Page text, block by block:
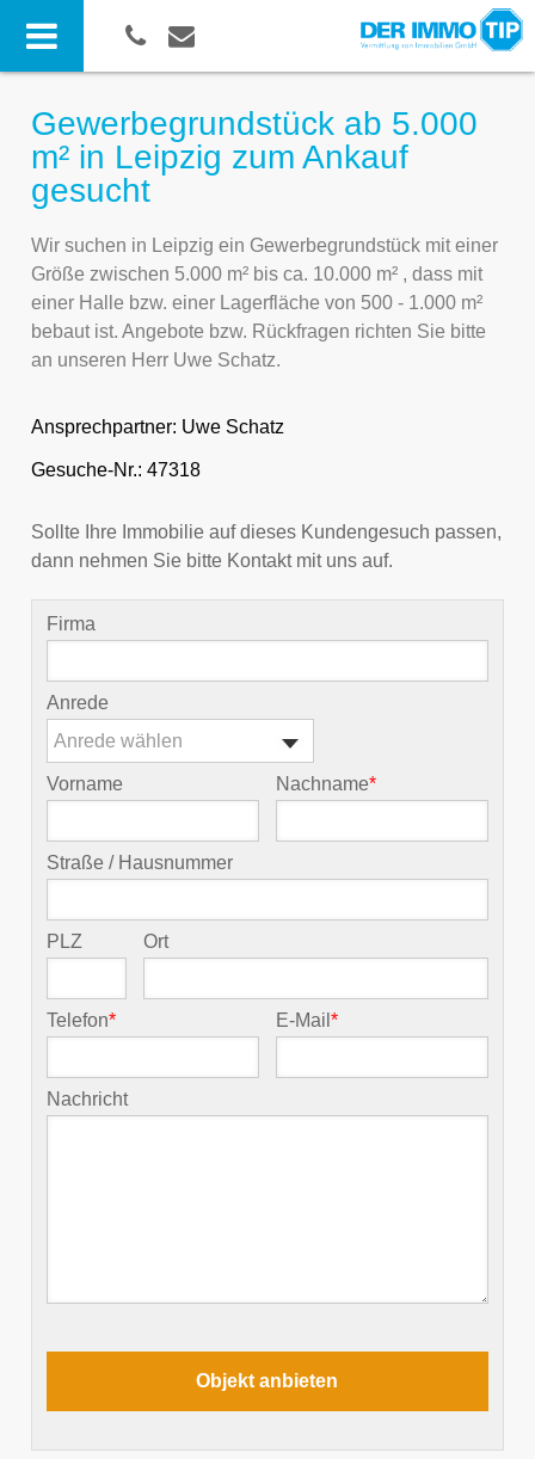
Gewerbegrundstück ab 5.000
m² in Leipzig zum Ankauf
gesucht
Wir suchen in Leipzig ein Gewerbegrundstück mit einer
Größe zwischen 5.000 m² bis ca. 10.000 m² , dass mit
einer Halle bzw. einer Lagerfläche von 500 - 1.000 m²
bebaut ist. Angebote bzw. Rückfragen richten Sie bitte
an unseren Herr Uwe Schatz.
Ansprechpartner: Uwe Schatz
Gesuche-Nr.: 47318
Sollte Ihre Immobilie auf dieses Kundengesuch passen,
dann nehmen Sie bitte Kontakt mit uns auf.
Firma
Anrede
Anrede wählen
Vorname Nachname*
Straße / Hausnummer
PLZ Ort
Telefon* E-Mail*
Nachricht